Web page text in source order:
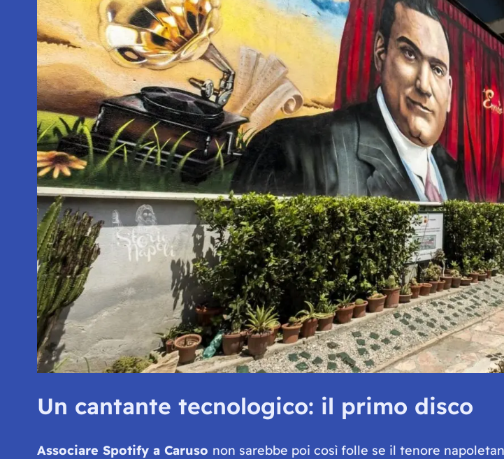
Un cantante tecnologico: il primo disco
Associare Spotify a Caruso non sarebbe poi così folle se il tenore